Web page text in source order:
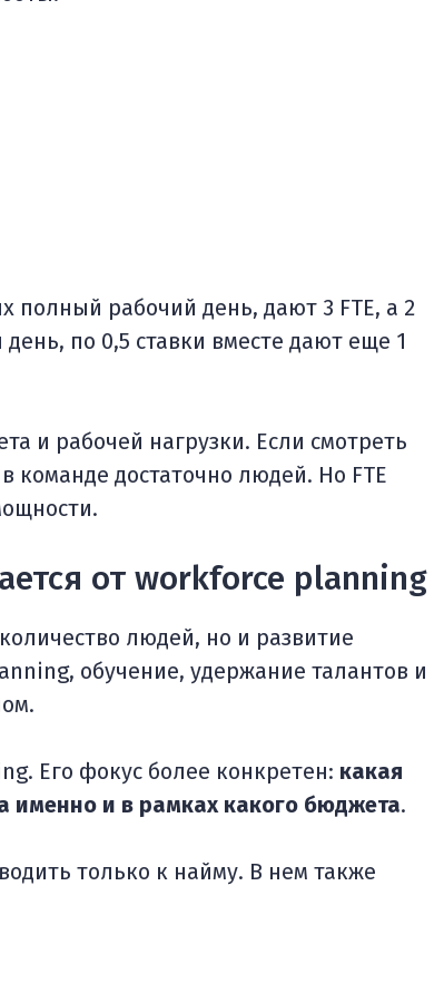
полный рабочий день, дают 3 FTE, а 2
по 0,5 ставки вместе дают еще 1
и рабочей нагрузки. Если смотреть
команде достаточно людей. Но FTE
от workforce planning
людей, но и развитие
обучение, удержание талантов и
Его фокус более конкретен: какая
именно и в рамках какого бюджета.
только к найму. В нем также